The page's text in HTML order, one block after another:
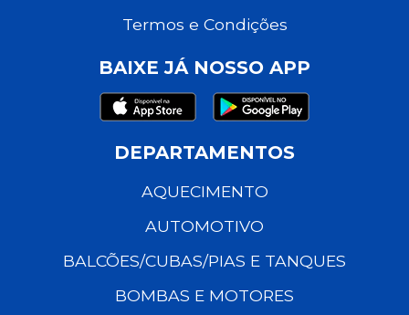
Termos e Condições
BAIXE JÁ NOSSO APP
DEPARTAMENTOS
AQUECIMENTO
AUTOMOTIVO
BALCÕES/CUBAS/PIAS E TANQUES
BOMBAS E MOTORES